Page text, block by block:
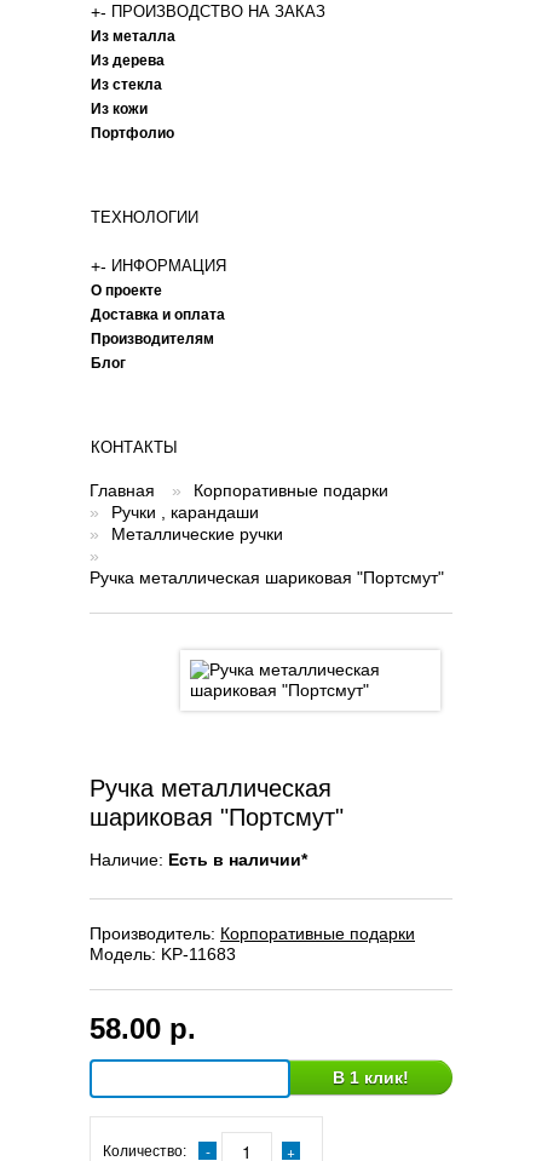
+- ПРОИЗВОДСТВО НА ЗАКАЗ
Из металла
Из дерева
Из стекла
Из кожи
Портфолио
ТЕХНОЛОГИИ
+- ИНФОРМАЦИЯ
О проекте
Доставка и оплата
Производителям
Блог
КОНТАКТЫ
Главная »
Корпоративные подарки
»
Ручки , карандаши
»
Металлические ручки
»
Ручка металлическая шариковая "Портсмут"
Ручка металлическая
шариковая "Портсмут"
Наличие: Есть в наличии*
Производитель: Корпоративные подарки
Модель: KP-11683
58.00 р.
В 1 клик!
Количество: